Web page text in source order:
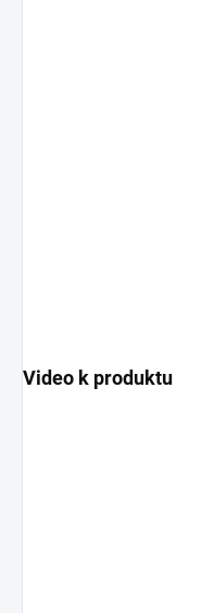
Video k produktu